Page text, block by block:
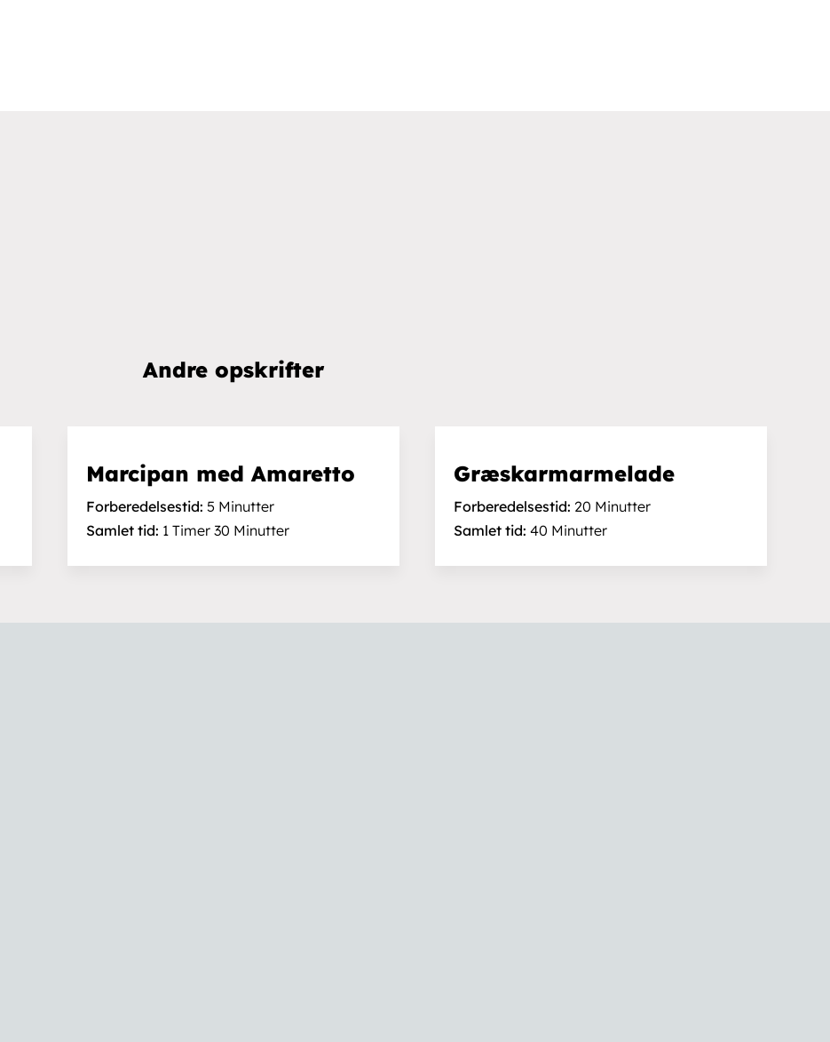
Andre opskrifter
Marcipan med Amaretto
Forberedelsestid: 5 Minutter
Samlet tid: 1 Timer 30 Minutter
Græskarmarmelade
Forberedelsestid: 20 Minutter
Samlet tid: 40 Minutter
Vølundsvej 19b
Mail:info@sylvestogco.dk